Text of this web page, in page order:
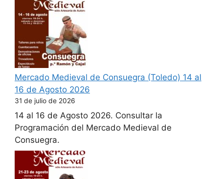
Mercado Medieval de Consuegra (Toledo) 14 al
16 de Agosto 2026
31 de julio de 2026
14 al 16 de Agosto 2026. Consultar la
Programación del Mercado Medieval de
Consuegra.